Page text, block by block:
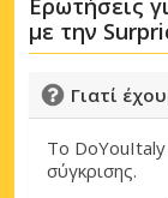
Ερωτήσεις
με την
Γιατί
Το DoYouItaly
σύγκρισης.